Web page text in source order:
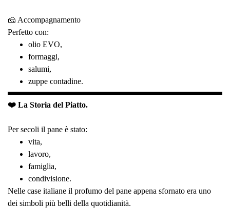
🧀 Accompagnamento
Perfetto con:
olio EVO,
formaggi,
salumi,
zuppe contadine.
❤️ La Storia del Piatto.
Per secoli il pane è stato:
vita,
lavoro,
famiglia,
condivisione.
Nelle case italiane il profumo del pane appena sfornato era uno
dei simboli più belli della quotidianità.